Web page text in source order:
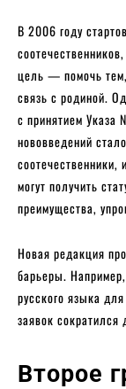
В 2006 году
цель — помочь тем,
связь с родиной.
с принятием
нововведений
могут получить
преимущества,
Новая редакция
барьеры.
русского языка
заявок
Второе